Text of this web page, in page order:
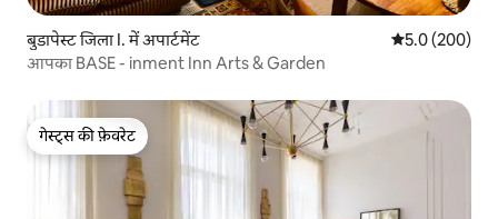
बुडापेस्ट जिला I. में अपार्टमेंट औसत रेटिंग 5 में
5.0 (200)
आपका BASE - inment Inn Arts & Garden
गेस्ट्स की फ़ेवरेट
गेस्ट्स की फ़ेवरेट